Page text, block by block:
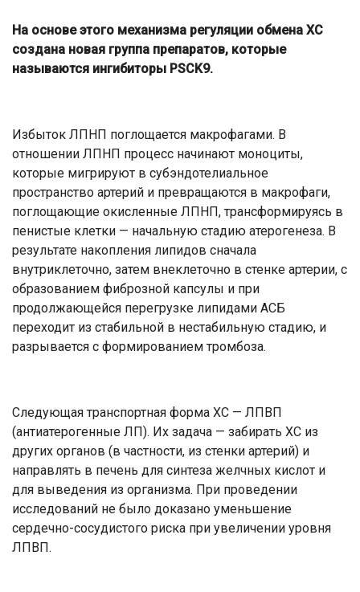
На основе этого механизма регуляции обмена ХС
создана новая группа препаратов, которые
называются ингибиторы PSCK9.
Избыток ЛПНП поглощается макрофагами. В
отношении ЛПНП процесс начинают моноциты,
которые мигрируют в субэндотелиальное
пространство артерий и превращаются в макрофаги,
поглощающие окисленные ЛПНП, трансформируясь в
пенистые клетки — начальную стадию атерогенеза. В
результате накопления липидов сначала
внутриклеточно, затем внеклеточно в стенке артерии, с
образованием фиброзной капсулы и при
продолжающейся перегрузке липидами АСБ
переходит из стабильной в нестабильную стадию, и
разрывается с формированием тромбоза.
Следующая транспортная форма ХС — ЛПВП
(антиатерогенные ЛП). Их задача — забирать ХС из
других органов (в частности, из стенки артерий) и
направлять в печень для синтеза желчных кислот и
для выведения из организма. При проведении
исследований не было доказано уменьшение
сердечно-сосудистого риска при увеличении уровня
ЛПВП.